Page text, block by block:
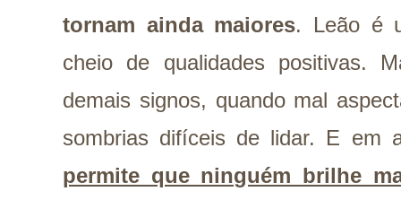
tornam ainda maiores. Leão é
cheio de qualidades positivas.
demais signos, quando mal
sombrias difíceis de lidar. E em
permite que ninguém brilhe